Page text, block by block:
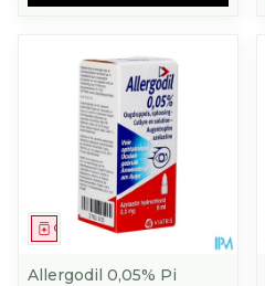
Geneesmiddel
Allergodil 0,05% Pi